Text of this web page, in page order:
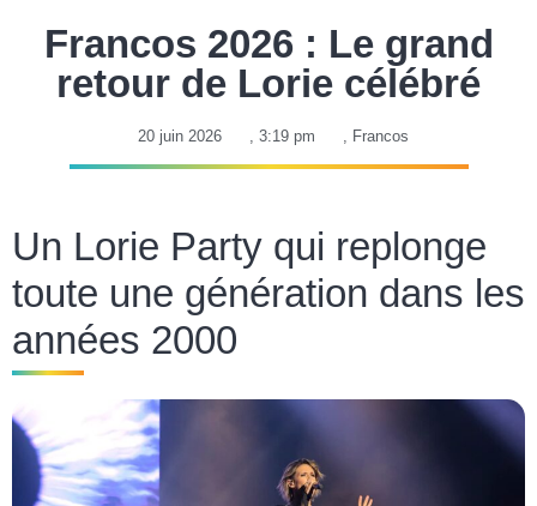
Francos 2026 : Le grand
retour de Lorie célébré
20 juin 2026 , 3:19 pm , Francos
Un Lorie Party qui replonge
toute une génération dans les
années 2000